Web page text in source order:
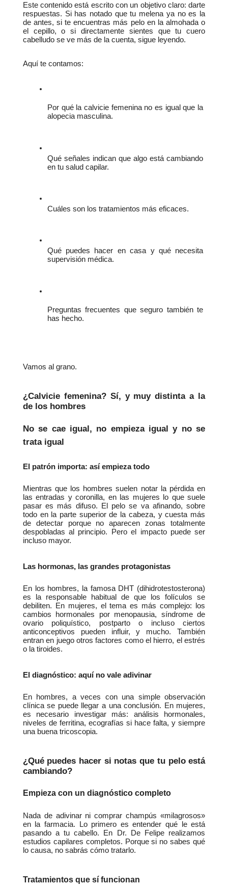
Este contenido está escrito con un objetivo claro: darte
respuestas. Si has notado que tu melena ya no es la
de antes, si te encuentras más pelo en la almohada o
el cepillo, o si directamente sientes que tu cuero
cabelludo se ve más de la cuenta, sigue leyendo.
Aquí te contamos:
Por qué la calvicie femenina no es igual que la
alopecia masculina.
Qué señales indican que algo está cambiando
en tu salud capilar.
Cuáles son los tratamientos más eficaces.
Qué puedes hacer en casa y qué necesita
supervisión médica.
Preguntas frecuentes que seguro también te
has hecho.
Vamos al grano.
¿Calvicie femenina? Sí, y muy distinta a la
de los hombres
No se cae igual, no empieza igual y no se
trata igual
El patrón importa: así empieza todo
Mientras que los hombres suelen notar la pérdida en
las entradas y coronilla, en las mujeres lo que suele
pasar es más difuso. El pelo se va afinando, sobre
todo en la parte superior de la cabeza, y cuesta más
de detectar porque no aparecen zonas totalmente
despobladas al principio. Pero el impacto puede ser
incluso mayor.
Las hormonas, las grandes protagonistas
En los hombres, la famosa DHT (dihidrotestosterona)
es la responsable habitual de que los folículos se
debiliten. En mujeres, el tema es más complejo: los
cambios hormonales por menopausia, síndrome de
ovario poliquístico, postparto o incluso ciertos
anticonceptivos pueden influir, y mucho. También
entran en juego otros factores como el hierro, el estrés
o la tiroides.
El diagnóstico: aquí no vale adivinar
En hombres, a veces con una simple observación
clínica se puede llegar a una conclusión. En mujeres,
es necesario investigar más: análisis hormonales,
niveles de ferritina, ecografías si hace falta, y siempre
una buena tricoscopia.
¿Qué puedes hacer si notas que tu pelo está
cambiando?
Empieza con un diagnóstico completo
Nada de adivinar ni comprar champús «milagrosos»
en la farmacia. Lo primero es entender qué le está
pasando a tu cabello. En Dr. De Felipe realizamos
estudios capilares completos. Porque si no sabes qué
lo causa, no sabrás cómo tratarlo.
Tratamientos que sí funcionan